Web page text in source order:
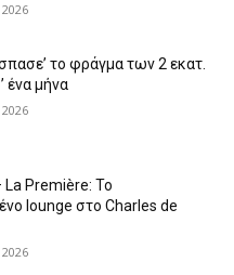
το φράγμα των 2 εκατ.
ένα μήνα
La Première: Το
lounge στο Charles de